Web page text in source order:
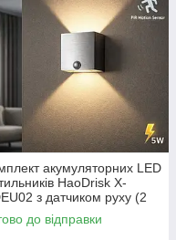
акумуляторних LED
HaoDrisk X-
з датчиком руху (2
бездротове настінне бра
4000 mAh, 3 режими с
до відправки